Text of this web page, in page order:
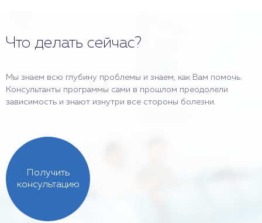
Что делать сейчас?
Мы знаем всю глубину проблемы и знаем, как Вам помочь.
Консультанты программы сами в прошлом преодолели
зависимость и знают изнутри все стороны болезни.
Получить
консультацию